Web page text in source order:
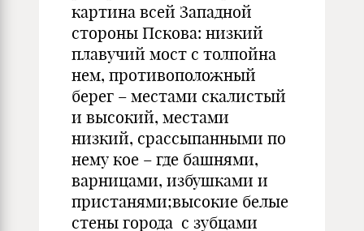
картина всей Западной
стороны Пскова: низкий
плавучий мост с толпойна
нем, противоположный
берег – местами скалистый
и высокий, местами
низкий, срассыпанными по
нему кое – где башнями,
варницами, избушками и
пристанями;высокие белые
стены города с зубцами